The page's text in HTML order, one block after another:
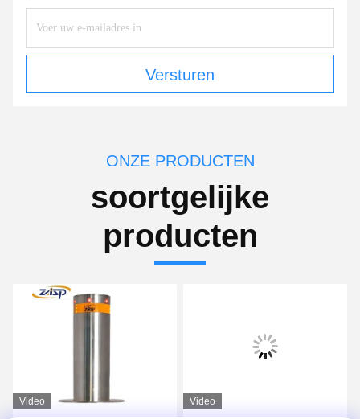
Versturen
ONZE PRODUCTEN
soortgelijke
producten
Video Video